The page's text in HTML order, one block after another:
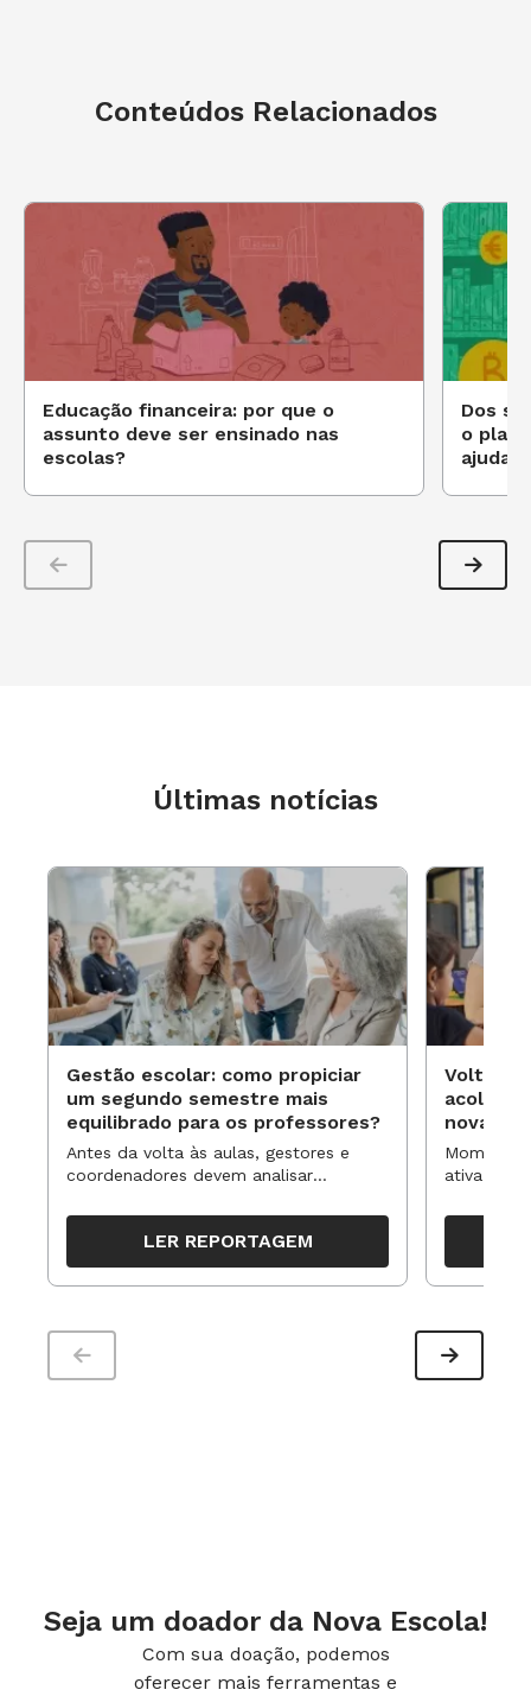
Conteúdos Relacionados
Educação financeira: por que o
assunto deve ser ensinado nas
escolas?
Dos
o
ajudar
Últimas notícias
Gestão escolar: como propiciar
um segundo semestre mais
equilibrado para os professores?
Antes da volta às aulas, gestores e
coordenadores devem analisar
organizar ações para orientar o
trabalho pedagógico ao longo do
período
LER REPORTAGEM
Volta às
novas
ativa
propostas
Seja um doador da Nova Escola!
Com sua doação, podemos
oferecer mais ferramentas e